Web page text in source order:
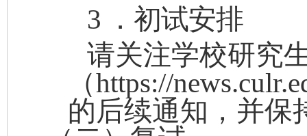
3 ．初试安排
请关注学校研究
（https://
的后续通知，并保